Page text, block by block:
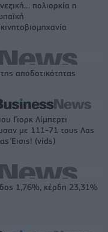
πολιορκία η
αποδοτικότητας
Γιορκ Λίμπερτι
με 111-71 τους Λας
Έισις! (vids)
1,76%, κέρδη 23,31%